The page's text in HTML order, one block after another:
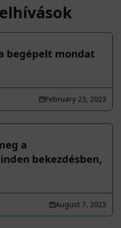
begépelt mondat
February 23, 2023
a
bekezdésben,
August 7, 2023